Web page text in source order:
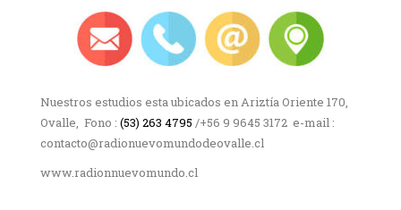
Nuestros estudios esta ubicados en Ariztía Oriente 170,
Ovalle, Fono : (53) 263 4795 /+56 9 9645 3172 e-mail :
contacto@radionuevomundodeovalle.cl
www.radionnuevomundo.cl